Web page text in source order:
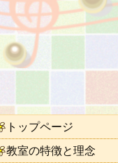
トップページ
教室の特徴と理念